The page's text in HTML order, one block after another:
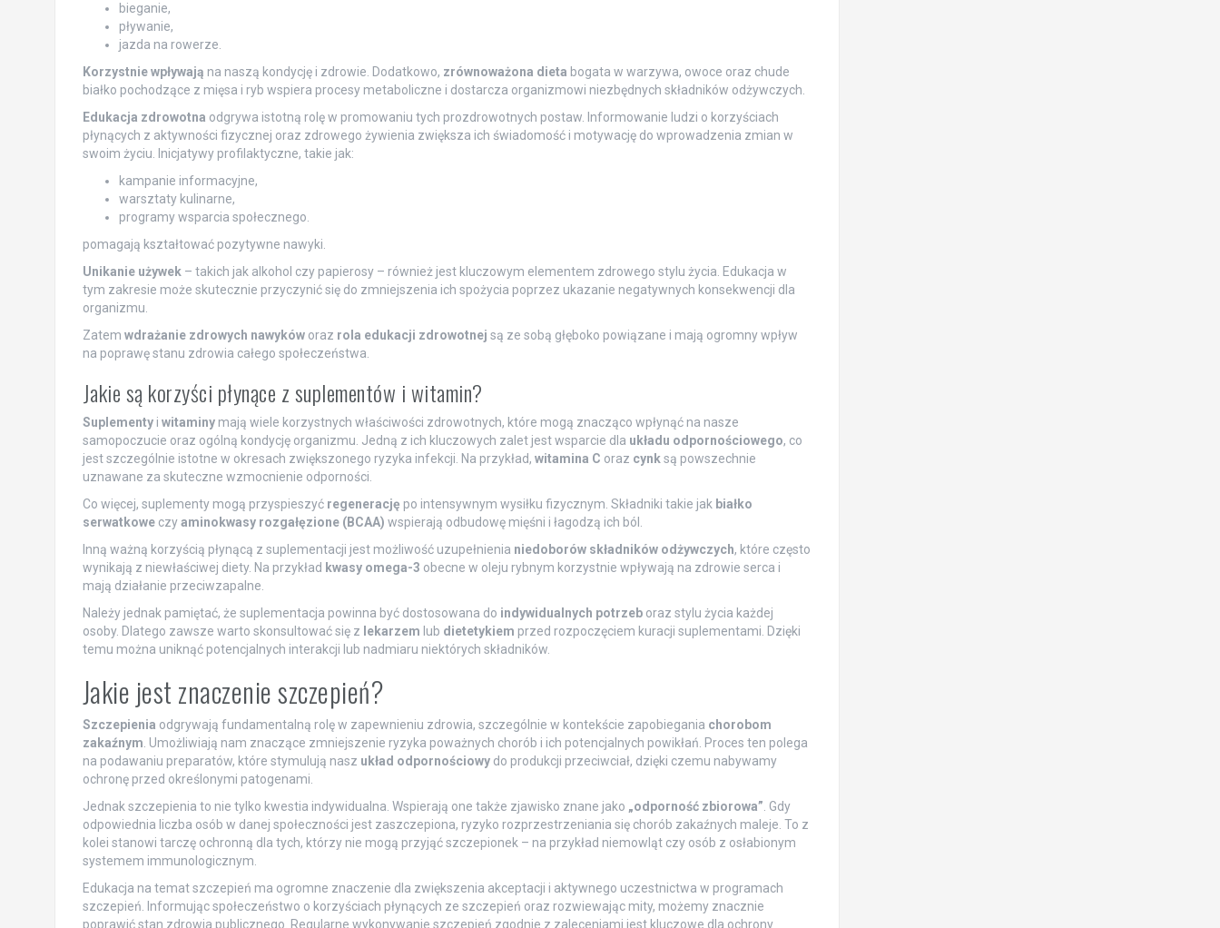
bieganie,
pływanie,
jazda na rowerze.
Korzystnie wpływają na naszą kondycję i zdrowie. Dodatkowo, zrównoważona dieta bogata w warzywa, owoce oraz chude
białko pochodzące z mięsa i ryb wspiera procesy metaboliczne i dostarcza organizmowi niezbędnych składników odżywczych.
Edukacja zdrowotna odgrywa istotną rolę w promowaniu tych prozdrowotnych postaw. Informowanie ludzi o korzyściach
płynących z aktywności fizycznej oraz zdrowego żywienia zwiększa ich świadomość i motywację do wprowadzenia zmian w
swoim życiu. Inicjatywy profilaktyczne, takie jak:
kampanie informacyjne,
warsztaty kulinarne,
programy wsparcia społecznego.
pomagają kształtować pozytywne nawyki.
Unikanie używek– takich jak alkohol czy papierosy – również jest kluczowym elementem zdrowego stylu życia. Edukacja w
tym zakresie może skutecznie przyczynić się do zmniejszenia ich spożycia poprzez ukazanie negatywnych konsekwencji dla
organizmu.
Zatem wdrażanie zdrowych nawykóworaz rola edukacji zdrowotnej są ze sobą głęboko powiązane i mają ogromny wpływ
na poprawę stanu zdrowia całego społeczeństwa.
Jakie są korzyści płynące z suplementów i witamin?
Suplementyi witaminymają wiele korzystnych właściwości zdrowotnych, które mogą znacząco wpłynąć na nasze
samopoczucie oraz ogólną kondycję organizmu. Jedną z ich kluczowych zalet jest wsparcie dla układu odpornościowego, co
jest szczególnie istotne w okresach zwiększonego ryzyka infekcji. Na przykład, witamina C oraz cynksą powszechnie
uznawane za skuteczne wzmocnienie odporności.
Co więcej, suplementy mogą przyspieszyć regenerację po intensywnym wysiłku fizycznym. Składniki takie jak białko
serwatkoweczyaminokwasy rozgałęzione (BCAA) wspierają odbudowę mięśni i łagodzą ich ból.
Inną ważną korzyścią płynącą z suplementacji jest możliwość uzupełnienia niedoborów składników odżywczych, które często
wynikają z niewłaściwej diety. Na przykład kwasy omega-3 obecne w oleju rybnym korzystnie wpływają na zdrowie serca i
mają działanie przeciwzapalne.
Należy jednak pamiętać, że suplementacja powinna być dostosowana do indywidualnych potrzeboraz stylu życia każdej
osoby. Dlatego zawsze warto skonsultować się z lekarzem lub dietetykiem przed rozpoczęciem kuracji suplementami. Dzięki
temu można uniknąć potencjalnych interakcji lub nadmiaru niektórych składników.
Jakie jest znaczenie szczepień?
Szczepienia odgrywają fundamentalną rolę w zapewnieniu zdrowia, szczególnie w kontekście zapobiegania chorobom
zakaźnym. Umożliwiają nam znaczące zmniejszenie ryzyka poważnych chorób i ich potencjalnych powikłań. Proces ten polega
na podawaniu preparatów, które stymulują nasz układ odpornościowydo produkcji przeciwciał, dzięki czemu nabywamy
ochronę przed określonymi patogenami.
Jednak szczepienia to nie tylko kwestia indywidualna. Wspierają one także zjawisko znane jako „odporność zbiorowa”. Gdy
odpowiednia liczba osób w danej społeczności jest zaszczepiona, ryzyko rozprzestrzeniania się chorób zakaźnych maleje. To z
kolei stanowi tarczę ochronną dla tych, którzy nie mogą przyjąć szczepionek – na przykład niemowląt czy osób z osłabionym
systemem immunologicznym.
Edukacja na temat szczepień ma ogromne znaczenie dla zwiększenia akceptacji i aktywnego uczestnictwa w programach
szczepień. Informując społeczeństwo o korzyściach płynących ze szczepień oraz rozwiewając mity, możemy znacznie
poprawić stan zdrowia publicznego. Regularne wykonywanie szczepień zgodnie z zaleceniami jest kluczowe dla ochrony